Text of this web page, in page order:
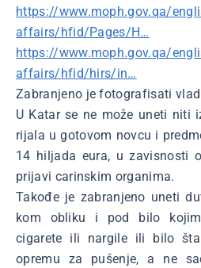
https://www.moph.gov.qa/
affairs/hfid/Pages/H…
https://www.moph.gov.qa/
affairs/hfid/hirs/in…
Zabranjeno je fotografisati
U Katar se ne može uneti niti
rijala u gotovom novcu i
14 hiljada eura, u zavisnosti
prijavi carinskim organima.
Takođe je zabranjeno uneti
kom obliku i pod bilo kojim
cigarete ili nargile ili bilo
opremu za pušenje, a ne